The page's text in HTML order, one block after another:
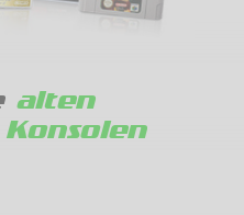
alten